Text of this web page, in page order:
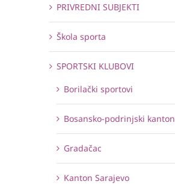
PRIVREDNI SUBJEKTI
Škola sporta
SPORTSKI KLUBOVI
Borilački sportovi
Bosansko-podrinjski kanton
Gradačac
Kanton Sarajevo